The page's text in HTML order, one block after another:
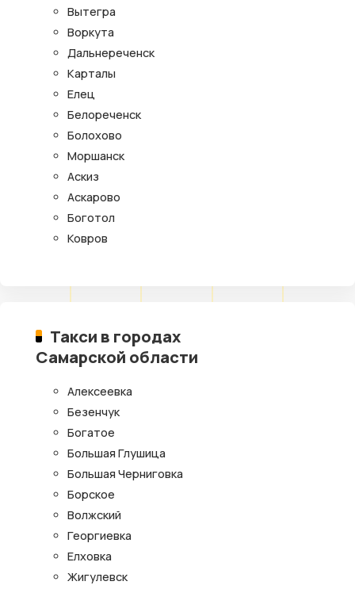
Вытегра
Воркута
Дальнереченск
Карталы
Елец
Белореченск
Болохово
Моршанск
Аскиз
Аскарово
Боготол
Ковров
Такси в городах
Самарской области
Алексеевка
Безенчук
Богатое
Большая Глушица
Большая Черниговка
Борское
Волжский
Георгиевка
Елховка
Жигулевск